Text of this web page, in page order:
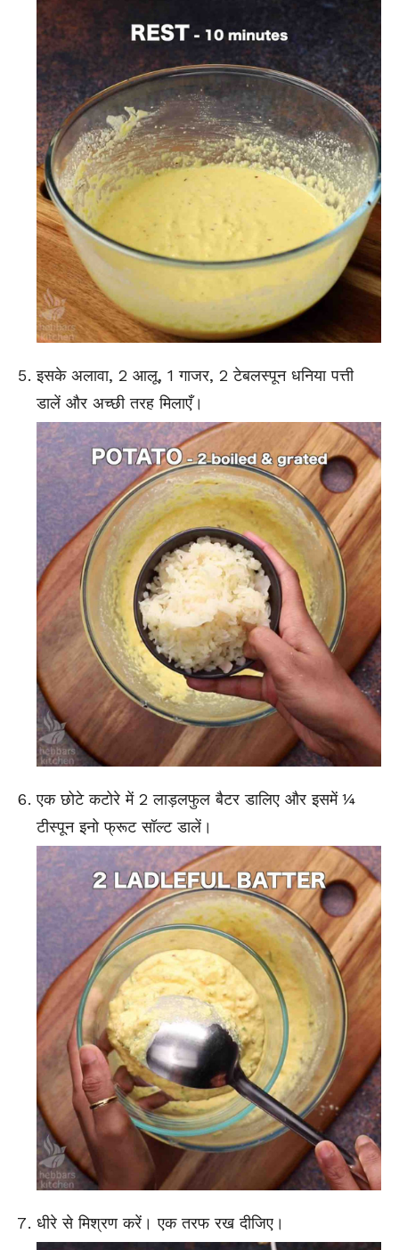
इसके अलावा, 2 आलू, 1 गाजर, 2 टेबलस्पून धनिया पत्ती
डालें और अच्छी तरह मिलाएँ।
एक छोटे कटोरे में 2 लाड़लफुल बैटर डालिए और इसमें ¼
टीस्पून इनो फ्रूट सॉल्ट डालें।
धीरे से मिश्रण करें। एक तरफ रख दीजिए।